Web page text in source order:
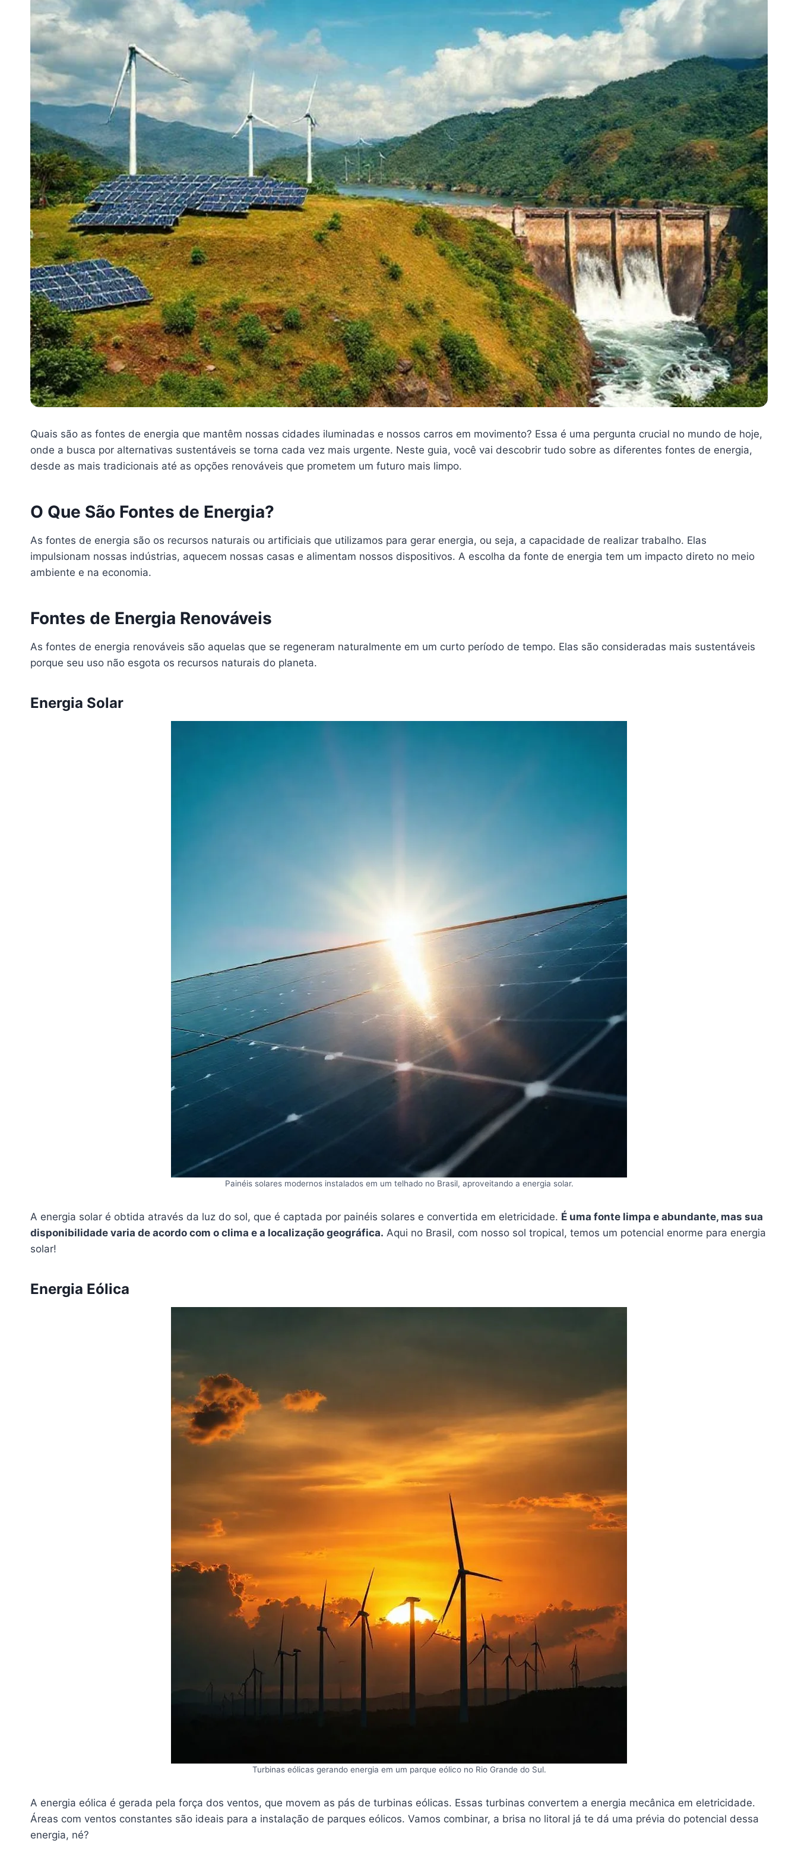
Quais são as fontes de energia que mantêm nossas cidades iluminadas e nossos carros em movimento? Essa é uma pergunta crucial no mundo de hoje,
onde a busca por alternativas sustentáveis se torna cada vez mais urgente. Neste guia, você vai descobrir tudo sobre as diferentes fontes de energia,
desde as mais tradicionais até as opções renováveis que prometem um futuro mais limpo.
O Que São Fontes de Energia?
As fontes de energia são os recursos naturais ou artificiais que utilizamos para gerar energia, ou seja, a capacidade de realizar trabalho. Elas
impulsionam nossas indústrias, aquecem nossas casas e alimentam nossos dispositivos. A escolha da fonte de energia tem um impacto direto no meio
ambiente e na economia.
Fontes de Energia Renováveis
As fontes de energia renováveis são aquelas que se regeneram naturalmente em um curto período de tempo. Elas são consideradas mais sustentáveis
porque seu uso não esgota os recursos naturais do planeta.
Energia Solar
Painéis solares modernos instalados em um telhado no Brasil, aproveitando a energia solar.
A energia solar é obtida através da luz do sol, que é captada por painéis solares e convertida em eletricidade. É uma fonte limpa e abundante, mas sua
disponibilidade varia de acordo com o clima e a localização geográfica. Aqui no Brasil, com nosso sol tropical, temos um potencial enorme para energia
solar!
Energia Eólica
Turbinas eólicas gerando energia em um parque eólico no Rio Grande do Sul.
A energia eólica é gerada pela força dos ventos, que movem as pás de turbinas eólicas. Essas turbinas convertem a energia mecânica em eletricidade.
Áreas com ventos constantes são ideais para a instalação de parques eólicos. Vamos combinar, a brisa no litoral já te dá uma prévia do potencial dessa
energia, né?